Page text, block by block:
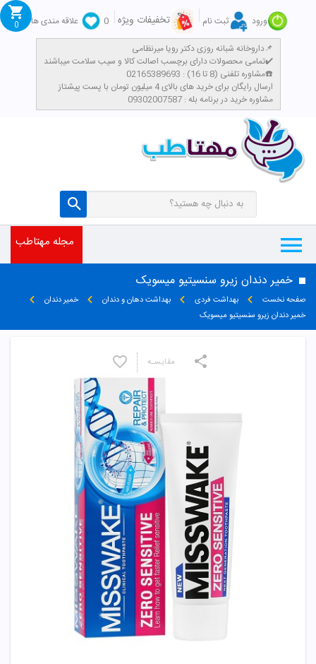
ورود ثبت نام تخفیفات ویژه 0
علاقه مندی ها
داروخانه شبانه روزی دکتر رویا میرنظامی📌
تمامی محصولات دارای برچسب اصالت کالا و سیب سلامت میباشند✔️
مشاوره تلفنی (8 تا 16) : 02165389693☎️
​ارسال رایگان برای خرید های بالای 4 میلیون تومان با پست پیشتاز
مشاوره خرید در برنامه بله : 09302007587
0
مجله مهتاطب
خمیر دندان زیرو سنسیتیو میسویک
صفحه نخست بهداشت فردی بهداشت دهان و دندان
خمیر دندان
خمیر دندان زیرو سنسیتیو میسویک
مقایسـه